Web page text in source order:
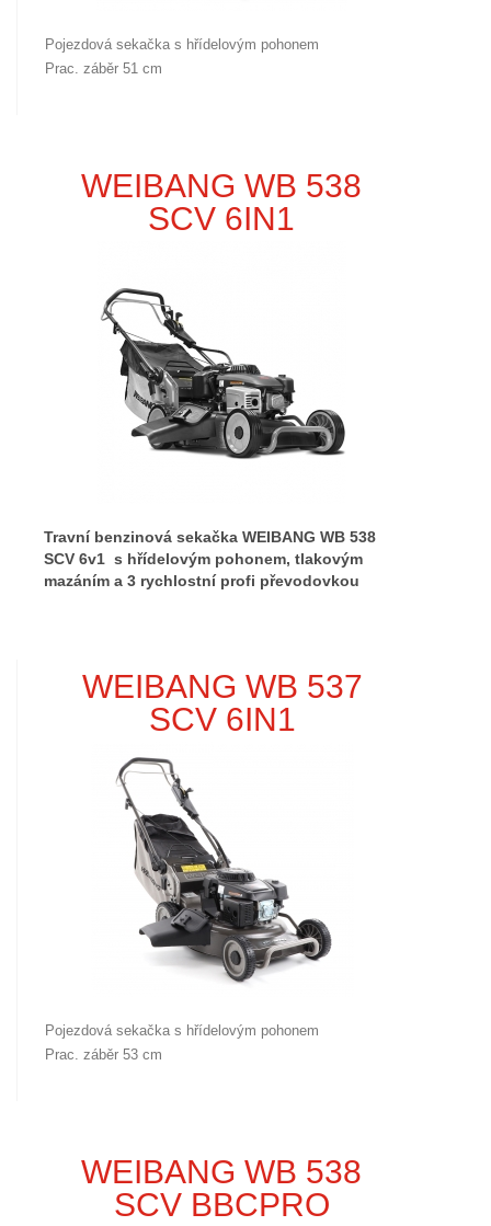
Pojezdová sekačka s hřídelovým pohonem
Prac. záběr 51 cm
WEIBANG WB 538
SCV 6IN1
Travní benzinová sekačka WEIBANG WB 538
SCV 6v1 s hřídelovým pohonem, tlakovým
mazáním a 3 rychlostní profi převodovkou
WEIBANG WB 537
SCV 6IN1
Pojezdová sekačka s hřídelovým pohonem
Prac. záběr 53 cm
WEIBANG WB 538
SCV BBCPRO